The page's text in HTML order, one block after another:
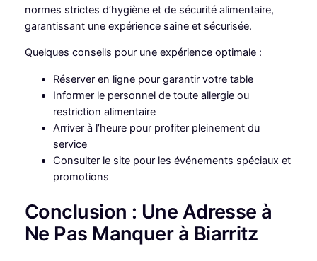
normes strictes d’hygiène et de sécurité alimentaire,
garantissant une expérience saine et sécurisée.
Quelques conseils pour une expérience optimale :
Réserver en ligne pour garantir votre table
Informer le personnel de toute allergie ou
restriction alimentaire
Arriver à l’heure pour profiter pleinement du
service
Consulter le site pour les événements spéciaux et
promotions
Conclusion : Une Adresse à
Ne Pas Manquer à Biarritz